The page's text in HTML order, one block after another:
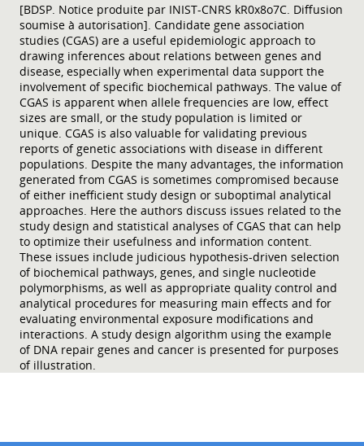
[BDSP. Notice produite par INIST-CNRS kR0x8o7C. Diffusion
soumise à autorisation]. Candidate gene association
studies (CGAS) are a useful epidemiologic approach to
drawing inferences about relations between genes and
disease, especially when experimental data support the
involvement of specific biochemical pathways. The value of
CGAS is apparent when allele frequencies are low, effect
sizes are small, or the study population is limited or
unique. CGAS is also valuable for validating previous
reports of genetic associations with disease in different
populations. Despite the many advantages, the information
generated from CGAS is sometimes compromised because
of either inefficient study design or suboptimal analytical
approaches. Here the authors discuss issues related to the
study design and statistical analyses of CGAS that can help
to optimize their usefulness and information content.
These issues include judicious hypothesis-driven selection
of biochemical pathways, genes, and single nucleotide
polymorphisms, as well as appropriate quality control and
analytical procedures for measuring main effects and for
evaluating environmental exposure modifications and
interactions. A study design algorithm using the example
of DNA repair genes and cancer is presented for purposes
of illustration.